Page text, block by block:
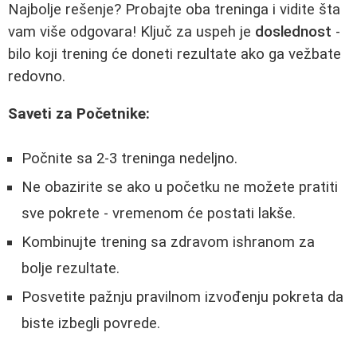
Najbolje rešenje? Probajte oba treninga i vidite šta
vam više odgovara! Ključ za uspeh je doslednost -
bilo koji trening će doneti rezultate ako ga vežbate
redovno.
Saveti za Početnike:
Počnite sa 2-3 treninga nedeljno.
Ne obazirite se ako u početku ne možete pratiti
sve pokrete - vremenom će postati lakše.
Kombinujte trening sa zdravom ishranom za
bolje rezultate.
Posvetite pažnju pravilnom izvođenju pokreta da
biste izbegli povrede.